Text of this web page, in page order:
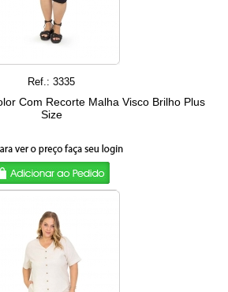
Ref.: 3335
Com Recorte Malha Visco Brilho Plus
Size